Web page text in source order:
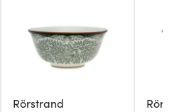
Rörstrand